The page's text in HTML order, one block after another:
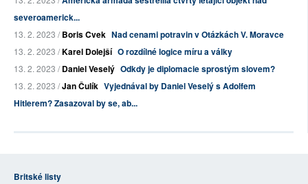
severoamerick...
13. 2. 2023 /Boris Cvek Nad cenami potravin v Otázkách V. Moravce
13. 2. 2023 /Karel Dolejší O rozdílné logice míru a války
13. 2. 2023 /Daniel Veselý Odkdy je diplomacie sprostým slovem?
13. 2. 2023 /Jan Čulík Vyjednával by Daniel Veselý s Adolfem
Hitlerem? Zasazoval by se, ab...
Britské listy